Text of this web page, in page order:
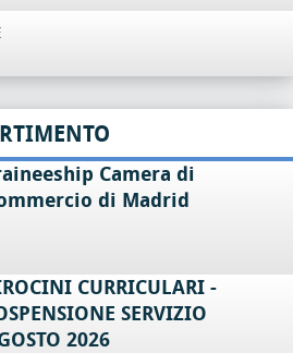
Camera di
di Madrid
CURRICULARI -
SERVIZIO
2026